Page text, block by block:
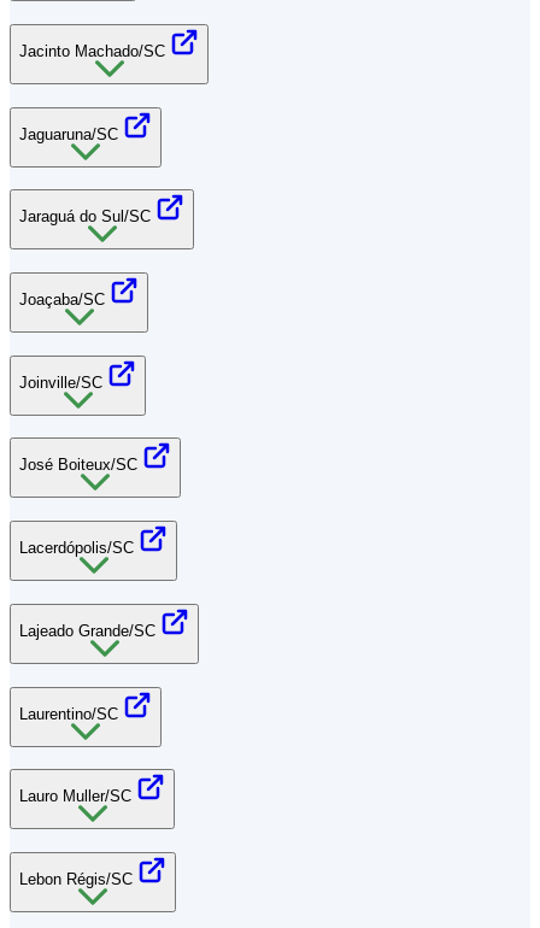
Jacinto Machado/SC
Jaguaruna/SC
Jaraguá do Sul/SC
Joaçaba/SC
Joinville/SC
José Boiteux/SC
Lacerdópolis/SC
Lajeado Grande/SC
Laurentino/SC
Lauro Muller/SC
Lebon Régis/SC